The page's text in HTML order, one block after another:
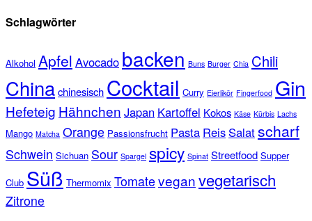
Schlagwörter
Alkohol Apfel Avocado backen Buns Burger Chia Chili
Chinachinesisch Cocktail Curry Eierlikör Fingerfood Gin
Hefeteig Hähnchen Japan Kartoffel Kokos Käse Kürbis Lachs
Mango Matcha Orange Passionsfrucht Pasta Reis Salatscharf
Schwein Sichuan Sour Spargel spicy Spinat Streetfood Supper
Club Süß Thermomix Tomateveganvegetarisch
Zitrone